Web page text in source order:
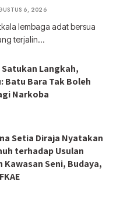
6, 2026
lembaga adat bersua
terjalin…
Langkah,
Batu Bara Tak Boleh
Narkoba
Setia Diraja Nyatakan
terhadap Usulan
Kawasan Seni, Budaya,